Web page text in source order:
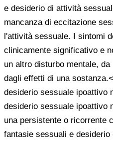
e desiderio di attività
mancanza di eccitazione
l'attività sessuale. I sintomi
clinicamente significativo e
un altro disturbo mentale,
dagli effetti di una
desiderio sessuale ipoattivo
desiderio sessuale ipoattivo
una persistente o ricorrente
fantasie sessuali e